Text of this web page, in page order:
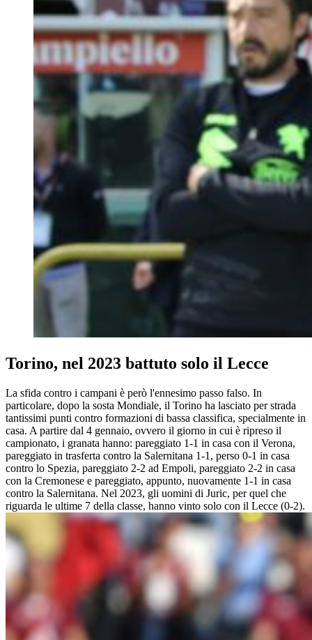
Torino, nel 2023 battuto solo il Lecce
La sfida contro i campani è però l'ennesimo passo falso. In
particolare, dopo la sosta Mondiale, il Torino ha lasciato per strada
tantissimi punti contro formazioni di bassa classifica, specialmente in
casa. A partire dal 4 gennaio, ovvero il giorno in cui è ripreso il
campionato, i granata hanno: pareggiato 1-1 in casa con il Verona,
pareggiato in trasferta contro la Salernitana 1-1, perso 0-1 in casa
contro lo Spezia, pareggiato 2-2 ad Empoli, pareggiato 2-2 in casa
con la Cremonese e pareggiato, appunto, nuovamente 1-1 in casa
contro la Salernitana. Nel 2023, gli uomini di Juric, per quel che
riguarda le ultime 7 della classe, hanno vinto solo con il Lecce (0-2).